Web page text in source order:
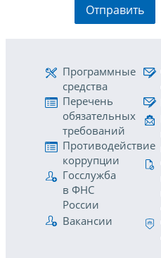
Отправить
Программные
средства
Перечень
обязательных
требований
Противодействие
коррупции
Госслужба
в ФНС
России
Вакансии